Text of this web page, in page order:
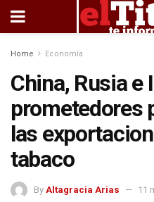
Home Economía
China, Rusia e
prometedores
las
tabaco
By Altagracia Arias 11